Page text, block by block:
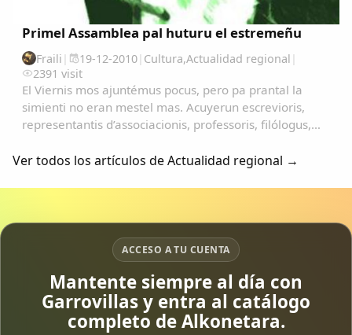
Primel Assamblea pal huturu el estremeñu
Fraili | 19-12-2010| Cultura,Actualidad regional |
2391 visit
El Viernis mos ajuntémus pocus, pero pa prantal la
simienti no eran mestel mas. Acuyerun escrevioris,
representantis d’associacionis, professoris, filólogus,
tocava quatru puntus, en cuyus dos...
Ver todos los artículos de Actualidad regional →
ACCESO A TU CUENTA
Mantente siempre al día con
Garrovillas y entra al catálogo
completo de Alkonetara.